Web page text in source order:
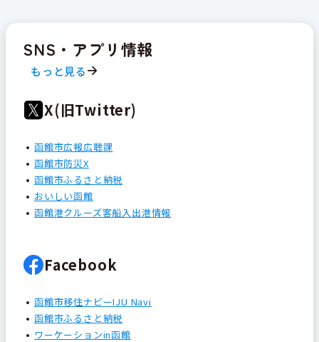
SNS・アプリ情報
もっと見る
X(旧Twitter)
函館市広報広聴課
函館市防災X
函館市ふるさと納税
おいしい函館
函館港クルーズ客船入出港情報
Facebook
函館市移住ナビーIJU Navi
函館市ふるさと納税
ワーケーションin函館